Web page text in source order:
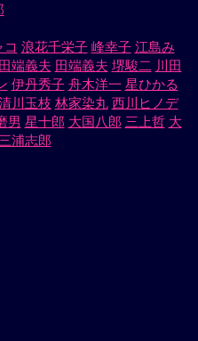
浪花千栄子 峰幸子 江島み
田端義夫 田端義夫 堺駿二 川田
伊丹秀子 舟木洋一 星ひかる
川玉枝 林家染丸 西川ヒノデ
男 星十郎 大国八郎 三上哲 大
三浦志郎